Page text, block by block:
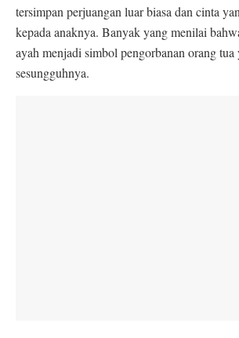
tersimpan perjuangan luar biasa dan cinta
kepada anaknya. Banyak yang menilai
ayah menjadi simbol pengorbanan orang tua
sesungguhnya.